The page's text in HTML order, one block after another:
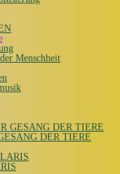
Menschheit
GESANG DER TIERE
DER TIERE